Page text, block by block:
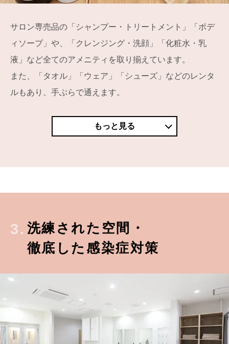
サロン専売品の「シャンプー・トリートメント」「ボデ
ィソープ」や、「クレンジング・洗顔」「化粧水・乳
液」など全てのアメニティを取り揃えています。
また、「タオル」「ウェア」「シューズ」などのレンタ
ルもあり、手ぶらで通えます。
もっと見る
3. 洗練された空間・
徹底した感染症対策